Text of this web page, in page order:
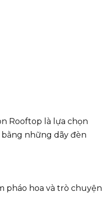
Rooftop là lựa chọn
những dãy đèn
pháo hoa và trò chuyện